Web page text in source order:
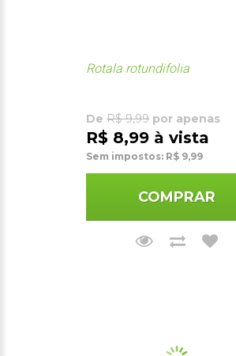
Rotala rotundifolia
De R$ 9,99 por apenas
R$ 8,99 à vista
Sem impostos: R$ 9,99
COMPRAR